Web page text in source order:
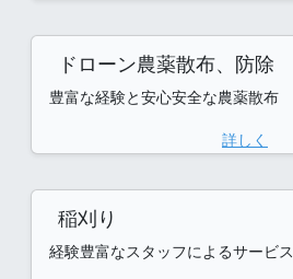
ドローン農薬散布、防除
豊富な経験と安心安全な農薬散布
詳しく
稲刈り
経験豊富なスタッフによるサービス